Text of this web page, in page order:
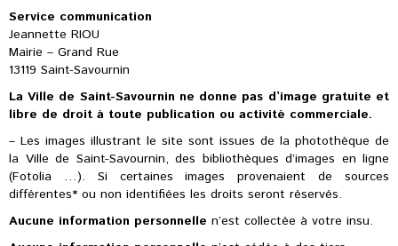
Service communication
Jeannette RIOU
Mairie – Grand Rue
13119 Saint-Savournin
La Ville de Saint-Savournin ne donne pas d’image gratuite et
libre de droit à toute publication ou activité commerciale.
– Les images illustrant le site sont issues de la photothèque de
la Ville de Saint-Savournin, des bibliothèques d’images en ligne
(Fotolia …). Si certaines images provenaient de sources
différentes* ou non identifiées les droits seront réservés.
Aucune information personnelle n’est collectée à votre insu.